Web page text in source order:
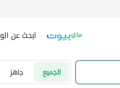
ابحث عن
الجميع جاهز